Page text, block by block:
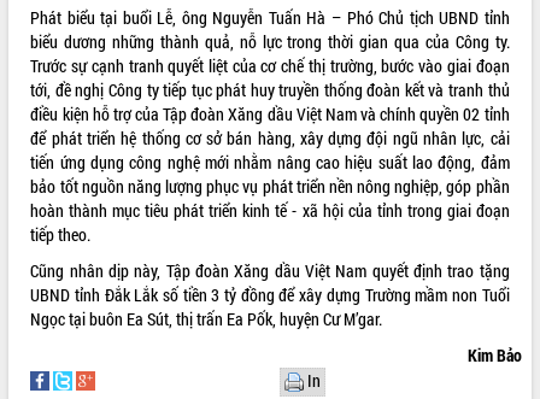
tầng kỹ thuật Cụm công nghiệp Tân
Tiến
Gặp mặt các cơ quan báo chí nhân Kỷ
niệm 101 năm Ngày Báo chí Cách
mạng Việt Nam
Đắk Lắk sơ kết 4 năm triển khai thực
hiện Đề án 06 của Chính phủ
Họp báo thông tin về Hội nghị Công bố
Quy hoạch và Xúc tiến đầu tư tỉnh Đắk
Lắk
Khơi thông điểm nghẽn, đẩy nhanh
giải ngân vốn khắc phục thiên tai
HĐND tỉnh thông qua điều chỉnh Quy
Hội thảo góp ý hồ sơ điều chỉnh quy
Phát biểu tại buổi Lễ, ông Nguyễn Tuấn Hà – Phó Chủ tịch UBND tỉnh
biểu dương những thành quả, nỗ lực trong thời gian qua của Công ty.
Trước sự cạnh tranh quyết liệt của cơ chế thị trường, bước vào giai đoạn
tới, đề nghị Công ty tiếp tục phát huy truyền thống đoàn kết và tranh thủ
điều kiện hỗ trợ của Tập đoàn Xăng dầu Việt Nam và chính quyền 02 tỉnh
để phát triển hệ thống cơ sở bán hàng, xây dựng đội ngũ nhân lực, cải
tiến ứng dụng công nghệ mới nhằm nâng cao hiệu suất lao động, đảm
bảo tốt nguồn năng lượng phục vụ phát triển nền nông nghiệp, góp phần
hoàn thành mục tiêu phát triển kinh tế - xã hội của tỉnh trong giai đoạn
tiếp theo.
Cũng nhân dịp này, Tập đoàn Xăng dầu Việt Nam quyết định trao tặng
UBND tỉnh Đắk Lắk số tiền 3 tỷ đồng để xây dựng Trường mầm non Tuổi
Ngọc tại buôn Ea Sút, thị trấn Ea Pốk, huyện Cư M’gar.
Kim Bảo
In